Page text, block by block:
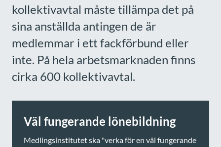
kollektivavtal måste tillämpa det på
sina anställda antingen de är
medlemmar i ett fackförbund eller
inte. På hela arbetsmarknaden finns
cirka 600 kollektivavtal.
Väl fungerande lönebildning
Medlingsinstitutet ska "verka för en väl fungerande